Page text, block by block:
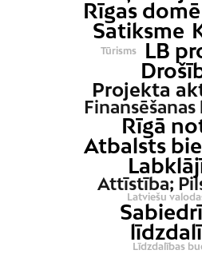
Rīgas domē
Satiksme
Tūrisms
LB
Projekta
Rīgā
Atbalsts
Attīstība;
Latviešu
Līdzdalības